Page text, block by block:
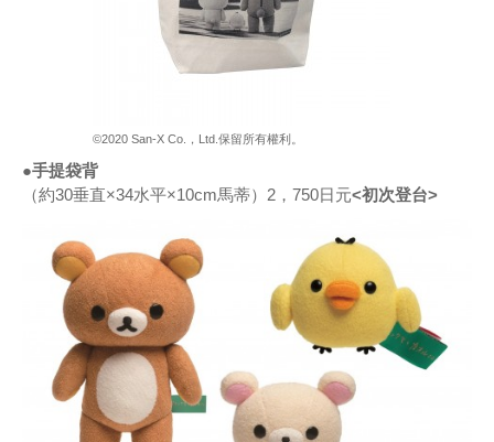
©2020 San-X Co.，Ltd.保留所有權利。
●手提袋背
（約30垂直×34水平×10cm馬蒂）2，750日元<初次登台>